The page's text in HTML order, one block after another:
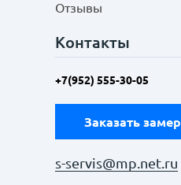
Отзывы
Контакты
+7(952) 555-30-05
Заказать замер
s-servis@mp.net.ru